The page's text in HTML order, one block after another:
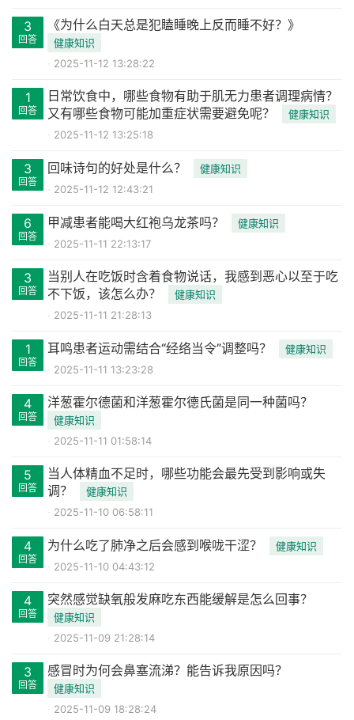
3
回答
《为什么白天总是犯瞌睡晚上反而睡不好？》
健康知识
2025-11-12 13:28:22
1
回答
日常饮食中，哪些食物有助于肌无力患者调理病情？
又有哪些食物可能加重症状需要避免呢？
健康知识
2025-11-12 13:25:18
3
回答
回味诗句的好处是什么？
健康知识
2025-11-12 12:43:21
6
回答
甲减患者能喝大红袍乌龙茶吗？
健康知识
2025-11-11 22:13:17
3
回答
当别人在吃饭时含着食物说话，我感到恶心以至于吃
不下饭，该怎么办？
健康知识
2025-11-11 21:28:13
1
回答
耳鸣患者运动需结合“经络当令”调整吗？
健康知识
2025-11-11 13:23:28
4
回答
洋葱霍尔德菌和洋葱霍尔德氏菌是同一种菌吗？
健康知识
2025-11-11 01:58:14
5
回答
当人体精血不足时，哪些功能会最先受到影响或失
调？
健康知识
2025-11-10 06:58:11
4
回答
为什么吃了肺净之后会感到喉咙干涩？
健康知识
2025-11-10 04:43:12
4
回答
突然感觉缺氧般发麻吃东西能缓解是怎么回事？
健康知识
2025-11-09 21:28:14
3
回答
感冒时为何会鼻塞流涕？能告诉我原因吗？
健康知识
2025-11-09 18:28:24